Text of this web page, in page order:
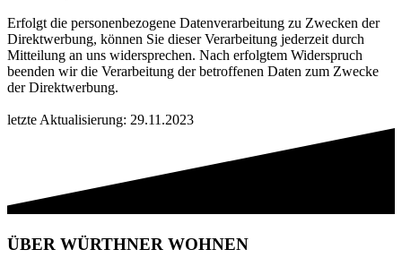
Erfolgt die personenbezogene Datenverarbeitung zu Zwecken der
Direktwerbung, können Sie dieser Verarbeitung jederzeit durch
Mitteilung an uns widersprechen. Nach erfolgtem Widerspruch
beenden wir die Verarbeitung der betroffenen Daten zum Zwecke
der Direktwerbung.
letzte Aktualisierung: 29.11.2023
ÜBER WÜRTHNER WOHNEN